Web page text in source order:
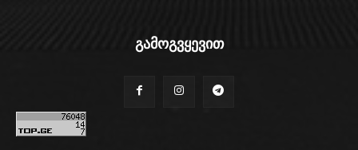
გამოგვყევით